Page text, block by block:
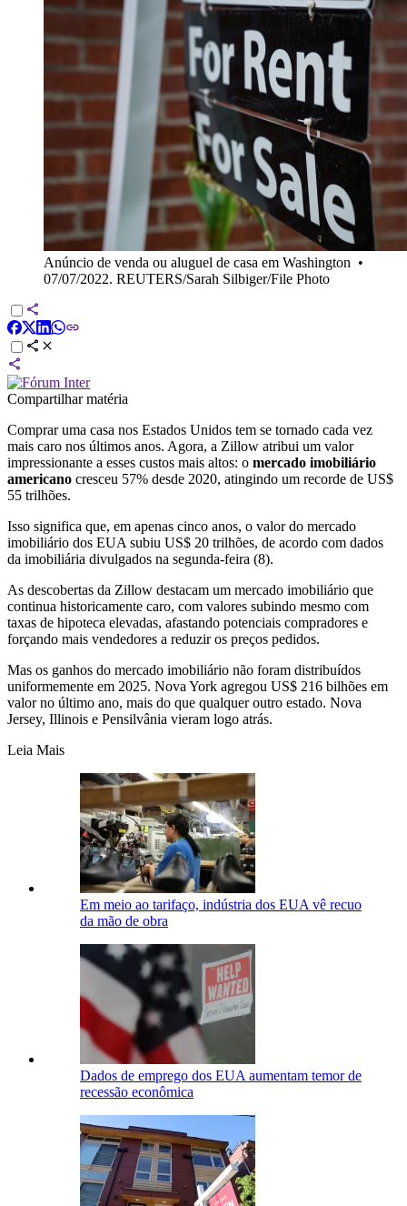
Anúncio de venda ou aluguel de casa em Washington •
07/07/2022. REUTERS/Sarah Silbiger/File Photo
Compartilhar matéria
Comprar uma casa nos Estados Unidos tem se tornado cada vez
mais caro nos últimos anos. Agora, a Zillow atribui um valor
impressionante a esses custos mais altos: o mercado imobiliário
americano cresceu 57% desde 2020, atingindo um recorde de US$
55 trilhões.
Isso significa que, em apenas cinco anos, o valor do mercado
imobiliário dos EUA subiu US$ 20 trilhões, de acordo com dados
da imobiliária divulgados na segunda-feira (8).
As descobertas da Zillow destacam um mercado imobiliário que
continua historicamente caro, com valores subindo mesmo com
taxas de hipoteca elevadas, afastando potenciais compradores e
forçando mais vendedores a reduzir os preços pedidos.
Mas os ganhos do mercado imobiliário não foram distribuídos
uniformemente em 2025. Nova York agregou US$ 216 bilhões em
valor no último ano, mais do que qualquer outro estado. Nova
Jersey, Illinois e Pensilvânia vieram logo atrás.
Leia Mais
Em meio ao tarifaço, indústria dos EUA vê recuo
da mão de obra
Dados de emprego dos EUA aumentam temor de
recessão econômica